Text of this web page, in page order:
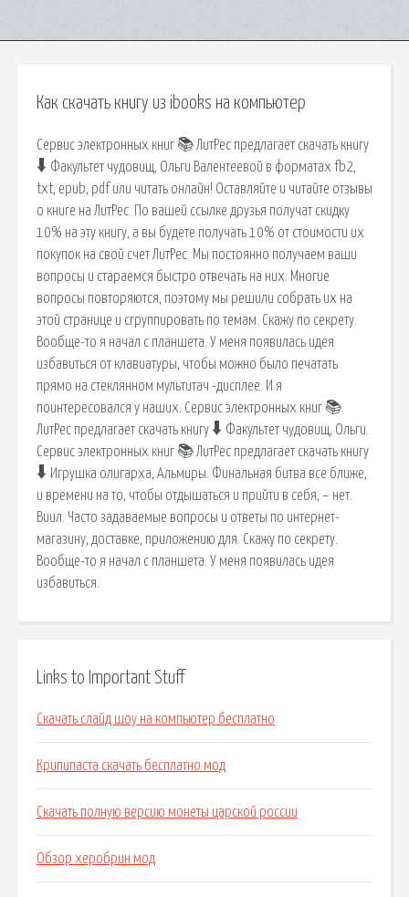
Как скачать книгу из ibooks на компьютер
Сервис электронных книг 📚 ЛитРес предлагает скачать книгу
🠳 Факультет чудовищ, Ольги Валентеевой в форматах fb2,
txt, epub, pdf или читать онлайн! Оставляйте и читайте отзывы
о книге на ЛитРес. По вашей ссылке друзья получат скидку
10% на эту книгу, а вы будете получать 10% от стоимости их
покупок на свой счет ЛитРес. Мы постоянно получаем ваши
вопросы и стараемся быстро отвечать на них. Многие
вопросы повторяются, поэтому мы решили собрать их на
этой странице и сгруппировать по темам. Скажу по секрету.
Вообще-то я начал с планшета. У меня появилась идея
избавиться от клавиатуры, чтобы можно было печатать
прямо на стеклянном мультитач -дисплее. И я
поинтересовался у наших. Сервис электронных книг 📚
ЛитРес предлагает скачать книгу 🠳 Факультет чудовищ, Ольги.
Сервис электронных книг 📚 ЛитРес предлагает скачать книгу
🠳 Игрушка олигарха, Альмиры. Финальная битва все ближе,
и времени на то, чтобы отдышаться и прийти в себя, – нет.
Виил. Часто задаваемые вопросы и ответы по интернет-
магазину, доставке, приложению для. Скажу по секрету.
Вообще-то я начал с планшета. У меня появилась идея
избавиться.
Links to Important Stuff
Скачать слайд шоу на компьютер бесплатно
Крипипаста скачать бесплатно мод
Скачать полную версию монеты царской россии
Обзор херобрин мод